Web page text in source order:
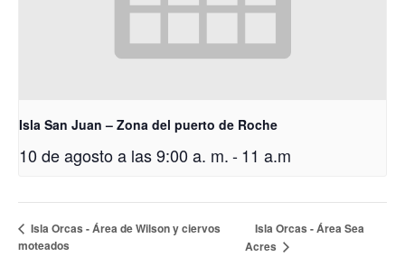
Isla San Juan – Zona del puerto de Roche
10 de agosto a las 9:00 a. m.-11 a.m
Isla Orcas - Área de Wilson y ciervos
moteados
Isla Orcas - Área Sea
Acres